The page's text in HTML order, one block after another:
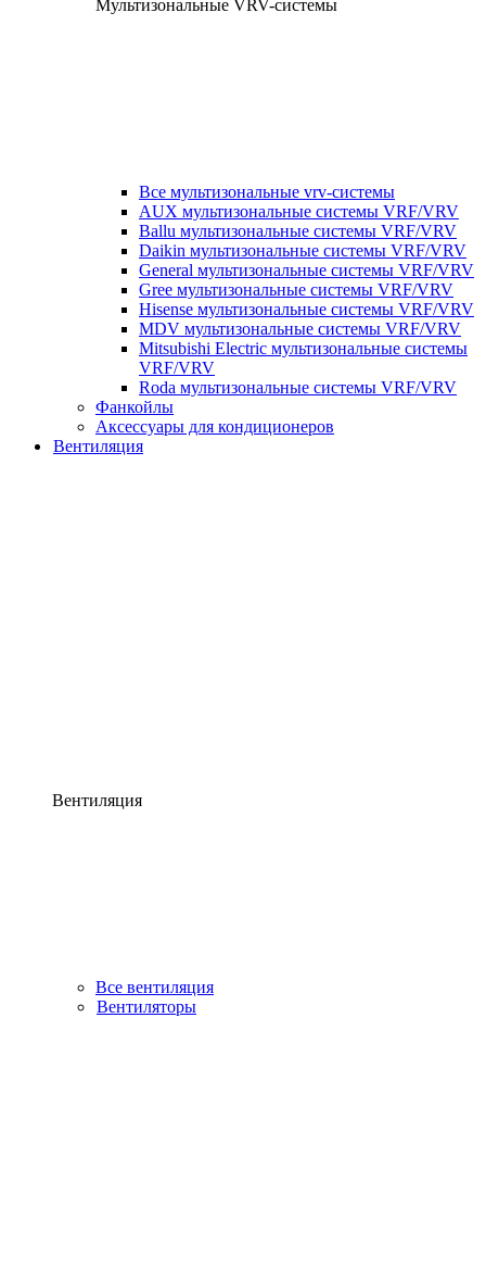
Мультизональные VRV-системы
Все мультизональные vrv-системы
AUX мультизональные системы VRF/VRV
Ballu мультизональные системы VRF/VRV
Daikin мультизональные системы VRF/VRV
General мультизональные системы VRF/VRV
Gree мультизональные системы VRF/VRV
Hisense мультизональные системы VRF/VRV
MDV мультизональные системы VRF/VRV
Mitsubishi Electric мультизональные системы
VRF/VRV
Roda мультизональные системы VRF/VRV
Фанкойлы
Аксессуары для кондиционеров
Вентиляция
Вентиляция
Все вентиляция
Вентиляторы